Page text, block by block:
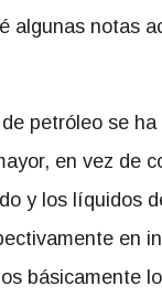
algunas notas
petróleo se ha
en vez de
y los líquidos
en
básicamente